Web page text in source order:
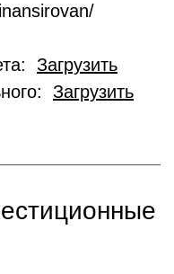
Загрузить
Загрузить